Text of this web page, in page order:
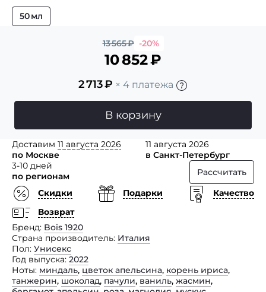
50 мл
13 565₽ -20%
10 852₽
2 713₽ × 4 платежа
В корзину
Доставим 11 августа 2026
по Москве
11 августа 2026
в Санкт-Петербург
3-10 дней
по регионам
Рассчитать
Скидки
Подарки
Качество
Возврат
Бренд Bois 1920
Страна производитель Италия
Пол Унисекс
Год выпуска 2022
Ноты миндаль, цветок апельсина, корень ириса,
танжерин, шоколад, пачули, ваниль, жасмин,